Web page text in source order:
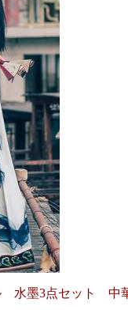
水墨3点セット 中